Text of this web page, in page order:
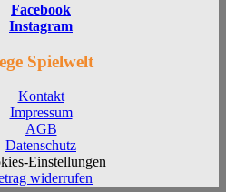
Facebook
Instagram
Spielwelt
Kontakt
Impressum
AGB
Datenschutz
Einstellungen
widerrufen